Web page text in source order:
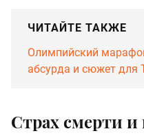
ЧИТАЙТЕ ТАКЖЕ
Олимпийский
абсурда и сюжет для
Страх смерти